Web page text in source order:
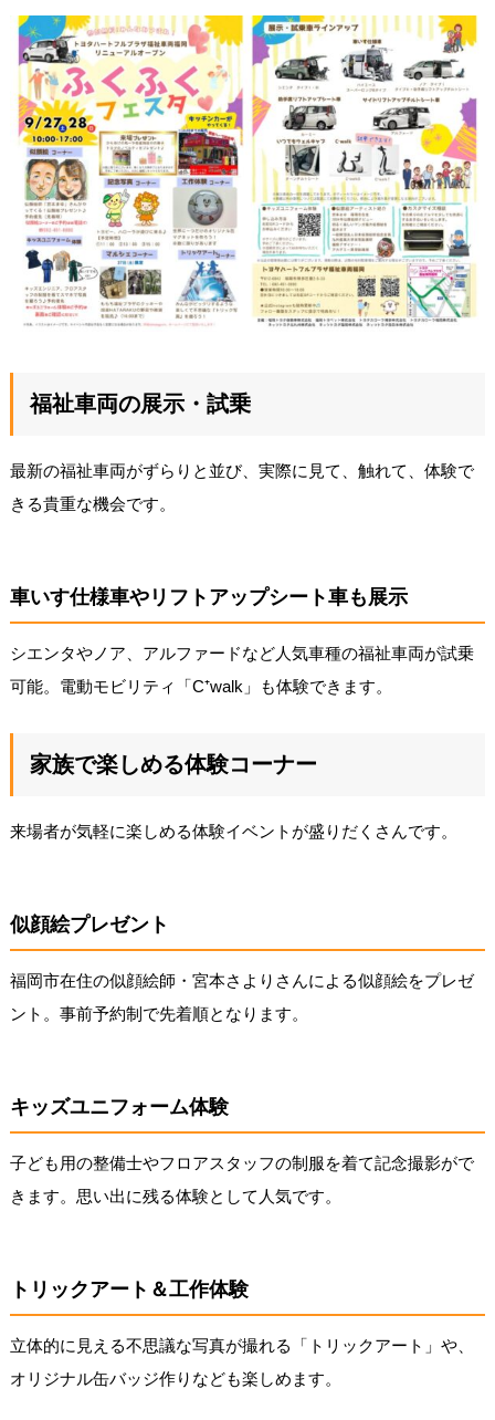
福祉車両の展示・試乗
最新の福祉車両がずらりと並び、実際に見て、触れて、体験で
きる貴重な機会です。
車いす仕様車やリフトアップシート車も展示
シエンタやノア、アルファードなど人気車種の福祉車両が試乗
可能。電動モビリティ「C⁺walk」も体験できます。
家族で楽しめる体験コーナー
来場者が気軽に楽しめる体験イベントが盛りだくさんです。
似顔絵プレゼント
福岡市在住の似顔絵師・宮本さよりさんによる似顔絵をプレゼ
ント。事前予約制で先着順となります。
キッズユニフォーム体験
子ども用の整備士やフロアスタッフの制服を着て記念撮影がで
きます。思い出に残る体験として人気です。
トリックアート＆工作体験
立体的に見える不思議な写真が撮れる「トリックアート」や、
オリジナル缶バッジ作りなども楽しめます。